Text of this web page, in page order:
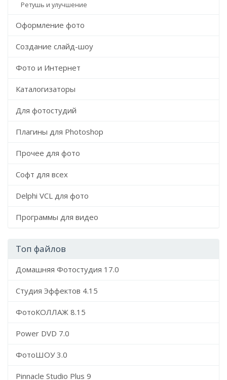
Ретушь и улучшение
Оформление фото
Создание слайд-шоу
Фото и Интернет
Каталогизаторы
Для фотостудий
Плагины для Photoshop
Прочее для фото
Софт для всех
Delphi VCL для фото
Программы для видео
Топ файлов
Домашняя Фотостудия 17.0
Студия Эффектов 4.15
ФотоКОЛЛАЖ 8.15
Power DVD 7.0
ФотоШОУ 3.0
Pinnacle Studio Plus 9